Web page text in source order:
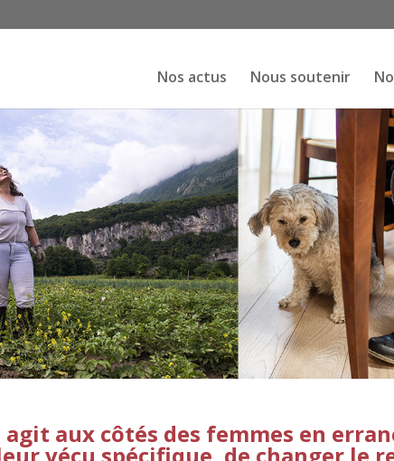
Nos actus Nous soutenir
agit aux côtés des femmes en
vécu spécifique, de changer le